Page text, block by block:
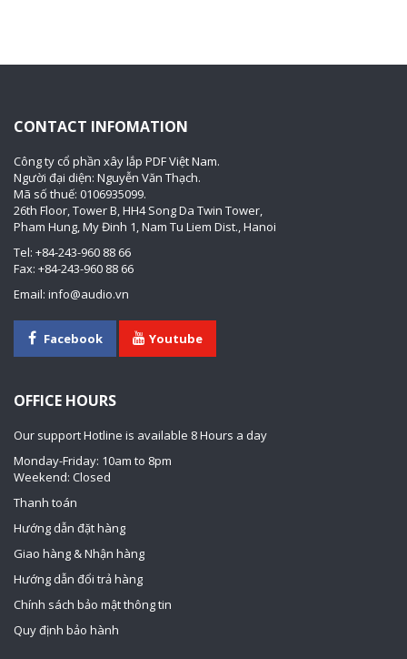
CONTACT INFOMATION
Công ty cổ phần xây lắp PDF Việt Nam.
Người đại diện: Nguyễn Văn Thạch.
Mã số thuế: 0106935099.
26th Floor, Tower B, HH4 Song Da Twin Tower,
Pham Hung, My Đinh 1, Nam Tu Liem Dist., Hanoi
Tel: +84-243-960 88 66
Fax: +84-243-960 88 66
Email: info@audio.vn
Facebook Youtube
OFFICE HOURS
Our support Hotline is available 8 Hours a day
Monday-Friday: 10am to 8pm
Weekend: Closed
Thanh toán
Hướng dẫn đặt hàng
Giao hàng & Nhận hàng
Hướng dẫn đổi trả hàng
Chính sách bảo mật thông tin
Quy định bảo hành